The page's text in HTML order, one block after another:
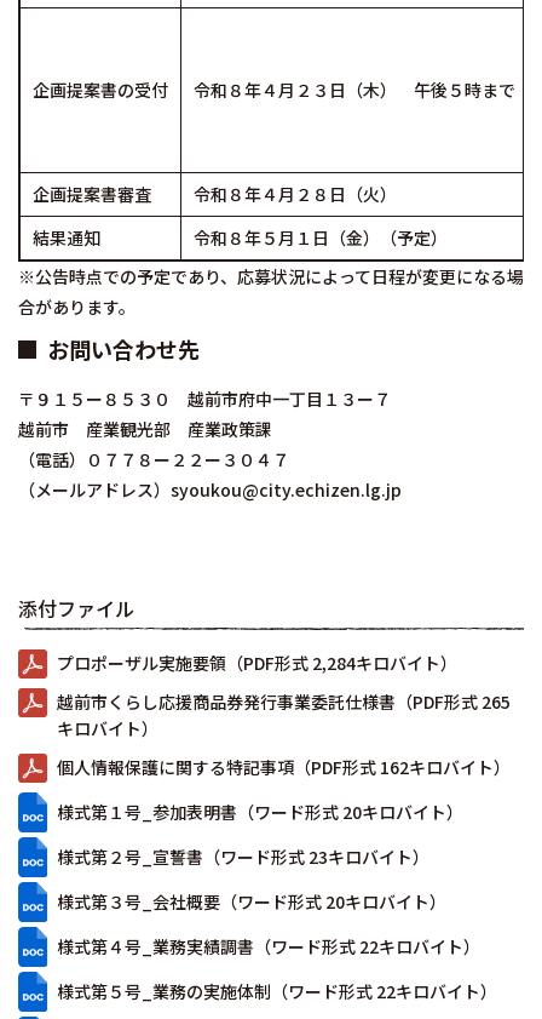
企画提案書の受付 令和８年４月２３日（木） 午後５時まで
企画提案書審査
令和８年４月２８日（火）
結果通知
令和８年５月１日（金）（予定）
※公告時点での予定であり、応募状況によって日程が変更になる場
合があります。
お問い合わせ先
〒９１５ー８５３０ 越前市府中一丁目１３ー７
越前市 産業観光部 産業政策課
（電話）０７７８ー２２ー３０４７
（メールアドレス）syoukou@city.echizen.lg.jp
添付ファイル
プロポーザル実施要領（PDF形式 2,284キロバイト）
越前市くらし応援商品券発行事業委託仕様書（PDF形式 265
キロバイト）
個人情報保護に関する特記事項（PDF形式 162キロバイト）
様式第１号_参加表明書（ワード形式 20キロバイト）
様式第２号_宣誓書（ワード形式 23キロバイト）
様式第３号_会社概要（ワード形式 20キロバイト）
様式第４号_業務実績調書（ワード形式 22キロバイト）
様式第５号_業務の実施体制（ワード形式 22キロバイト）